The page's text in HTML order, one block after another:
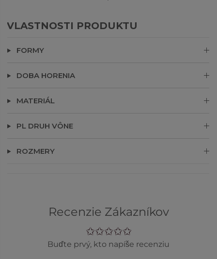
Každý refill prichádza v papierovom kelímku s
svojho doplniteľného skleneného pohára.
VLASTNOSTI PRODUKTU
FORMY
DOBA HORENIA
MATERIÁL
PL DRUH VÔNE
ROZMERY
Recenzie Zákazníkov
Buďte prvý, kto napíše recenziu